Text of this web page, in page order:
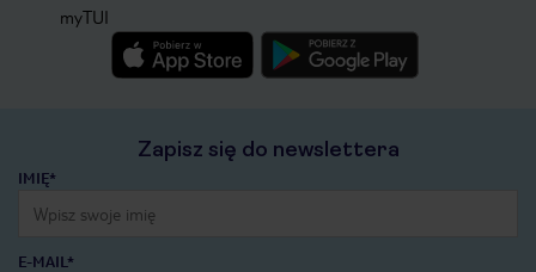
myTUI
Zapisz się do newslettera
IMIĘ*
E-MAIL*